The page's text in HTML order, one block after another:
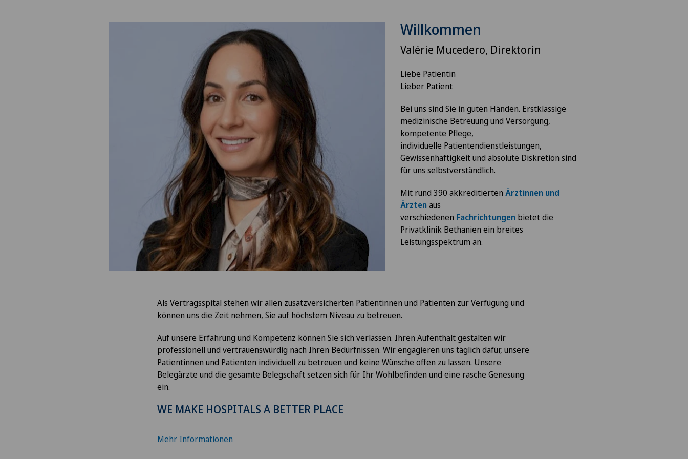
Willkommen
Valérie Mucedero, Direktorin
Liebe Patientin
Lieber Patient
Bei uns sind Sie in guten Händen. Erstklassige
medizinische Betreuung und Versorgung,
kompetente Pflege,
individuelle Patientendienstleistungen,
Gewissenhaftigkeit und absolute Diskretion sind
für uns selbstverständlich.
Mit rund 390 akkreditierten Ärztinnen und
Ärztenaus
verschiedenen Fachrichtungen bietet die
Privatklinik Bethanien ein breites
Leistungsspektrum an.
Als Vertragsspital stehen wir allen zusatzversicherten Patientinnen und Patienten zur Verfügung und
können uns die Zeit nehmen, Sie auf höchstem Niveau zu betreuen.
Auf unsere Erfahrung und Kompetenz können Sie sich verlassen. Ihren Aufenthalt gestalten wir
professionell und vertrauenswürdig nach Ihren Bedürfnissen. Wir engagieren uns täglich dafür, unsere
Patientinnen und Patienten individuell zu betreuen und keine Wünsche offen zu lassen. Unsere
Belegärzte und die gesamte Belegschaft setzen sich für Ihr Wohlbefinden und eine rasche Genesung
ein.
WE MAKE HOSPITALS A BETTER PLACE
Mehr Informationen